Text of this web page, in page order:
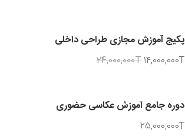
پکیج آموزش مجازی طراحی داخلی
24,000,000T14,000,000T
دوره جامع آموزش عکاسی حضوری
25,000,000T